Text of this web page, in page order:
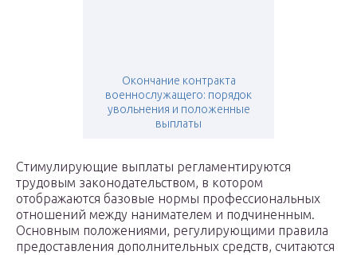
Окончание контракта
военнослужащего: порядок
увольнения и положенные
выплаты
Стимулирующие выплаты регламентируются
трудовым законодательством, в котором
отображаются базовые нормы профессиональных
отношений между нанимателем и подчиненным.
Основным положениями, регулирующими правила
предоставления дополнительных средств, считаются